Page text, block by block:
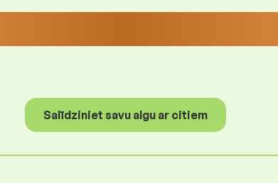
Salīdziniet savu algu ar citiem